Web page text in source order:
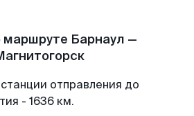
Барнаул —
отправления до
- 1636 км.